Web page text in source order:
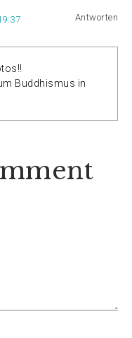
Antworten
Buddhismus in